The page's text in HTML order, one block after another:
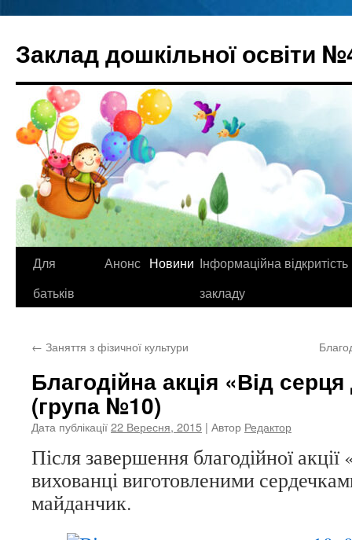
вмісту
Заклад дошкільної освіти
Для
батьків
Анонс Новини Інформаційна відкритість
закладу
← Заняття з фізичної культури
Благодійна акція «Від
(група №10)
Дата публікації22 Вересня, 2015 | Автор Редактор
Після завершення благодійної
вихованці виготовленими
майданчик.